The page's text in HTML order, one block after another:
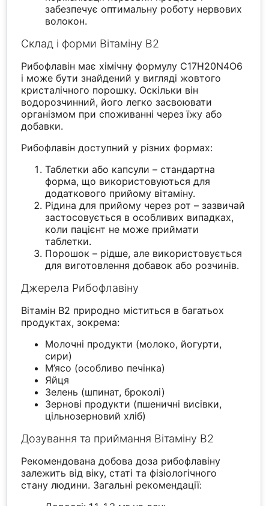
забезпечує оптимальну роботу нервових
волокон.
Склад і форми Вітаміну В2
Рибофлавін має хімічну формулу C17H20N4O6
і може бути знайдений у вигляді жовтого
кристалічного порошку. Оскільки він
водорозчинний, його легко засвоювати
організмом при споживанні через їжу або
добавки.
Рибофлавін доступний у різних формах:
Таблетки або капсули – стандартна
форма, що використовуються для
додаткового прийому вітаміну.
Рідина для прийому через рот – зазвичай
застосовується в особливих випадках,
коли пацієнт не може приймати
таблетки.
Порошок – рідше, але використовується
для виготовлення добавок або розчинів.
Джерела Рибофлавіну
Вітамін В2 природно міститься в багатьох
продуктах, зокрема:
Молочні продукти (молоко, йогурти,
сири)
М’ясо (особливо печінка)
Яйця
Зелень (шпинат, броколі)
Зернові продукти (пшеничні висівки,
цільнозерновий хліб)
Дозування та приймання Вітаміну В2
Рекомендована добова доза рибофлавіну
залежить від віку, статі та фізіологічного
стану людини. Загальні рекомендації: